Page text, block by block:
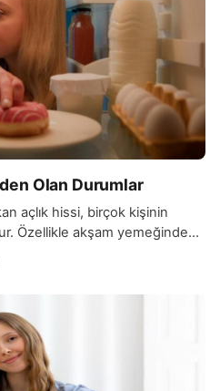
Olan Durumlar
açlık hissi, birçok kişinin
Özellikle akşam yemeğinden